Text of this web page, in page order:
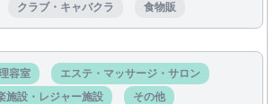
クラブ・キャバクラ 食物販
容室
エステ・マッサージ・サロン
施設・レジャー施設 その他